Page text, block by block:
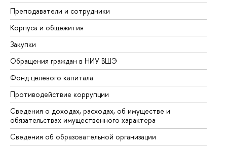
Преподаватели и сотрудники
Корпуса и общежития
Закупки
Обращения граждан в НИУ ВШЭ
Фонд целевого капитала
Противодействие коррупции
Сведения о доходах, расходах, об имуществе и
обязательствах имущественного характера
Сведения об образовательной организации